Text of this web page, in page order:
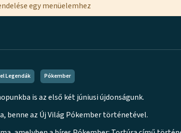
egy menüelemhez
Legendák Pókember
is az első két júniusi újdonságunk.
benne az Új Világ Pókember történetével.